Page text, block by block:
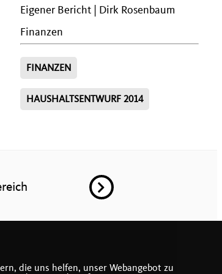
Eigener Bericht | Dirk Rosenbaum
Finanzen
FINANZEN
HAUSHALTSENTWURF 2014
die uns helfen, unser Webangebot zu